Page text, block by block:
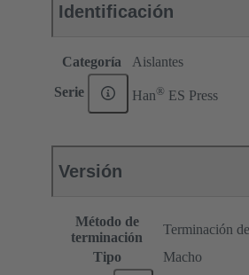
Identificación
Categoría Aislantes
Serie Han® ES Press
Versión
Método de
terminación
Terminación
Tipo
Macho